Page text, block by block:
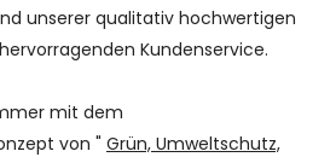
unserer qualitativ hochwertigen
Kundenservice.
mit dem
von " Grün, Umweltschutz,